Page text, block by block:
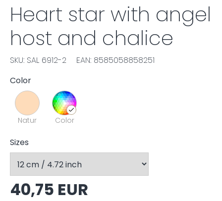
Heart star with angel
host and chalice
SKU: SAL 6912-2
EAN: 8585058858251
Color
Natur Color
Sizes
40,75 EUR